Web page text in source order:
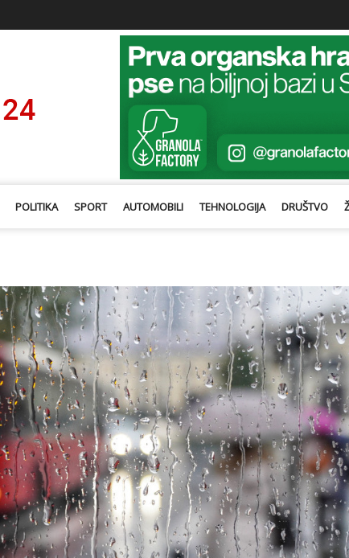
POLITIKA SPORT AUTOMOBILI TEHNOLOGIJA DRUŠTVO